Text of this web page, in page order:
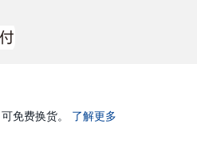
免费换货。 了解更多